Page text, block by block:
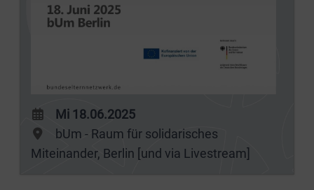
Mi 18.06.2025
bUm - Raum für solidarisches
Miteinander, Berlin [und via Livestream]